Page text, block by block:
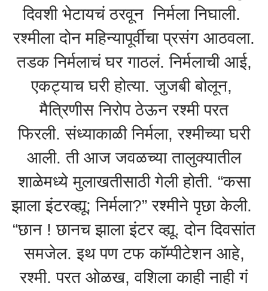
दिवशी भेटायचं ठरवून निर्मला निघाली.
रश्मीला दोन महिन्यापूर्वीचा प्रसंग आठवला.
तडक निर्मलाचं घर गाठलं. निर्मलाची आई,
एकट्याच घरी होत्या. जुजबी बोलून,
मैत्रिणीस निरोप ठेऊन रश्मी परत
फिरली. संध्याकाळी निर्मला, रश्मीच्या घरी
आली. ती आज जवळच्या तालुक्यातील
शाळेमध्ये मुलाखतीसाठी गेली होती. “कसा
झाला इंटरव्ह्यू; निर्मला?” रश्मीने पृछा केली.
“छान ! छानच झाला इंटर व्ह्यू. दोन दिवसांत
समजेल. इथ पण टफ कॉम्पीटेशन आहे,
रश्मी. परत ओळख, वशिला काही नाही गं